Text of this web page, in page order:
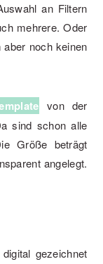
an Filtern
mehrere. Oder
aber noch keinen
von der
sind schon alle
Größe beträgt
angelegt.
gezeichnet